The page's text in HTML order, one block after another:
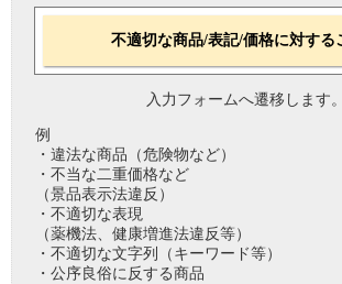
不適切な商品/表記/価格に対する
入力フォームへ遷移します。
例
・違法な商品（危険物など）
・不当な二重価格など
（景品表示法違反）
・不適切な表現
（薬機法、健康増進法違反等）
・不適切な文字列（キーワード等）
・公序良俗に反する商品